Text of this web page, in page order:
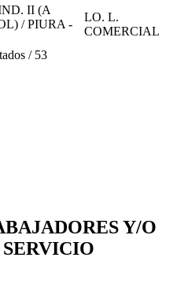
II (A
/ PIURA -
LO. L.
COMERCIAL
/ 53
Y/O
SERVICIO